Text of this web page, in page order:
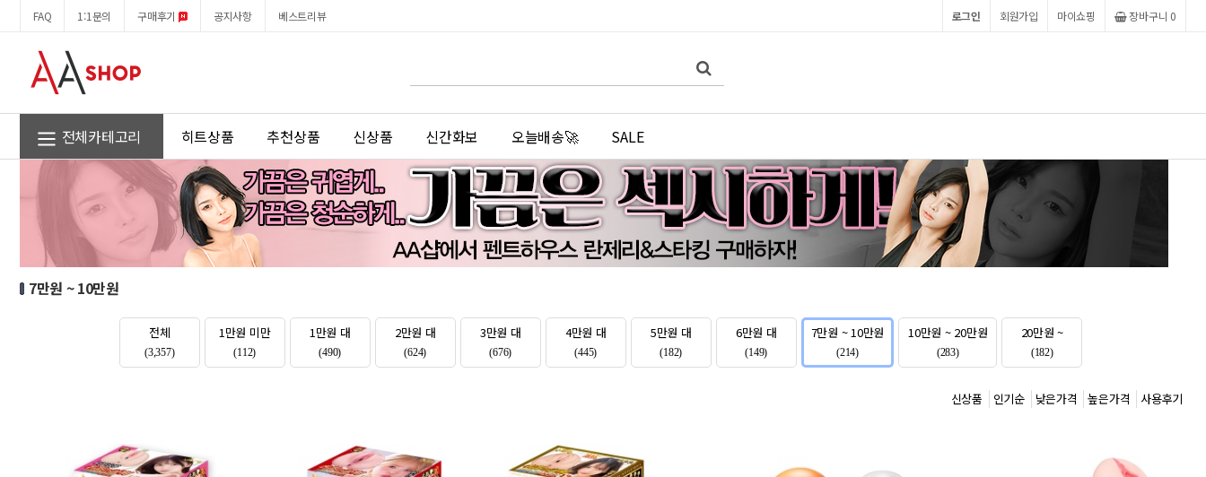
원
FAQ 1:1문의 구매후기 공지사항 베스트리뷰 장바구니 0
마이쇼핑
회원가입
로그인
몰
어
색
전체카테고리 히트상품 추천상품 신상품 신간화보 오늘배송🚀 SALE
7만원 ~ 10만원
전체
(3,357)
1만원 미만
(112)
1만원 대
(490)
2만원 대
(624)
3만원 대
(676)
4만원 대
(445)
5만원 대
(182)
6만원 대
(149)
7만원 ~ 10만원
(214)
10만원 ~ 20만원
(283)
20만원 ~
(182)
신상품 인기순 낮은가격 높은가격 사용후기